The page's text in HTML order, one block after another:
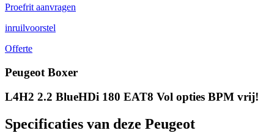
Proefrit aanvragen
inruilvoorstel
Offerte
Peugeot Boxer
L4H2 2.2 BlueHDi 180 EAT8 Vol opties BPM vrij!
Specificaties van deze Peugeot